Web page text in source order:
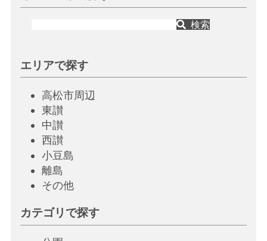
検索
エリアで探す
高松市周辺
東讃
中讃
西讃
小豆島
離島
その他
カテゴリで探す